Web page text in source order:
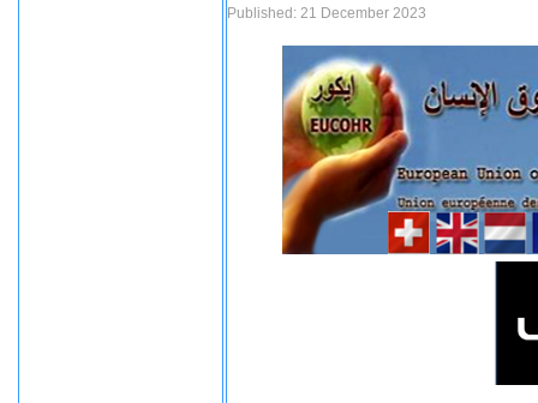
Published: 21 December 2023